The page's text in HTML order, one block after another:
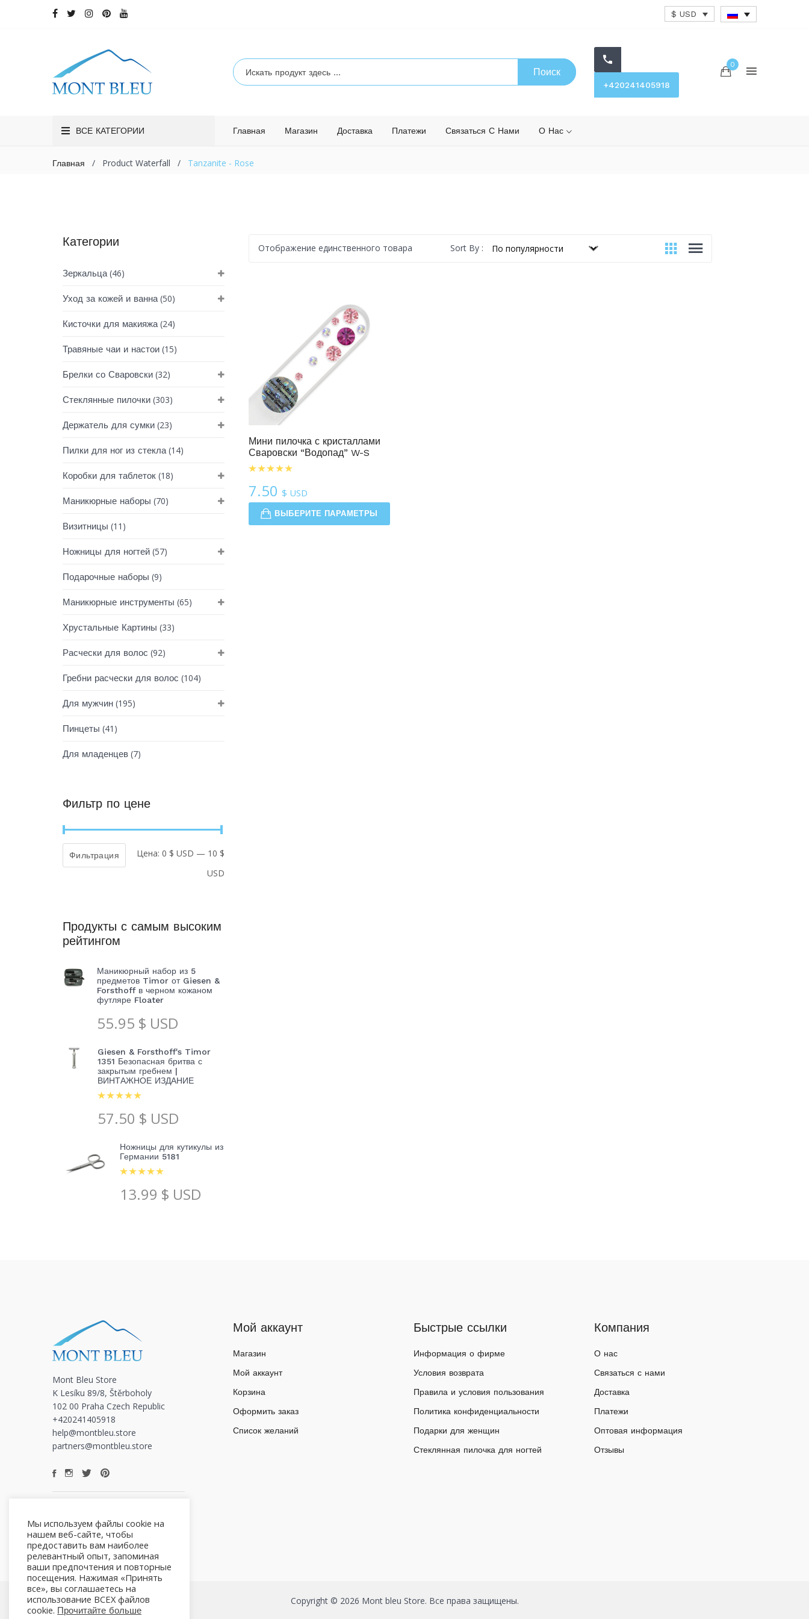
$ USD
Поиск
+420241405918
0
ВСЕ КАТЕГОРИИ Главная Магазин Доставка Платежи Связаться С Нами О Нас
Главная / Product Waterfall / Tanzanite - Rose
Категории
Зеркальца (46)
Уход за кожей и ванна (50)
Кисточки для макияжа (24)
Травяные чаи и настои (15)
Брелки со Сваровски (32)
Стеклянные пилочки (303)
Держатель для сумки (23)
Пилки для ног из стекла (14)
Коробки для таблеток (18)
Маникюрные наборы (70)
Визитницы (11)
Ножницы для ногтей (57)
Подарочные наборы (9)
Маникюрные инструменты (65)
Хрустальные Картины (33)
Расчески для волос (92)
Гребни расчески для волос (104)
Для мужчин (195)
Пинцеты (41)
Для младенцев (7)
Фильтр по цене
Фильтрация Цена: 0 $ USD — 10 $
USD
Продукты с самым высоким
рейтингом
Маникюрный набор из 5
предметов Timor от Giesen &
Forsthoff в черном кожаном
футляре Floater
55.95 $ USD
Giesen & Forsthoff's Timor
1351 Безопасная бритва с
закрытым гребнем |
ВИНТАЖНОЕ ИЗДАНИЕ
57.50 $ USD
Ножницы для кутикулы из
Германии 5181
13.99 $ USD
Отображение единственного товара Sort By :
Мини пилочка с кристаллами
Сваровски “Водопад” W-S
7.50 $ USD
ВЫБЕРИТЕ ПАРАМЕТРЫ
Mont Bleu Store
K Lesíku 89/8, Štěrboholy
102 00 Praha Czech Republic
+420241405918
help@montbleu.store
partners@montbleu.store
Мой аккаунт
Магазин
Мой аккаунт
Корзина
Оформить заказ
Список желаний
Быстрые ссылки
Информация о фирме
Условия возврата
Правила и условия пользования
Политика конфиденциальности
Подарки для женщин
Стеклянная пилочка для ногтей
Компания
О нас
Связаться с нами
Доставка
Платежи
Оптовая информация
Отзывы
Copyright © 2026 Mont bleu Store. Все права защищены.
Мы используем файлы cookie на
нашем веб-сайте, чтобы
предоставить вам наиболее
релевантный опыт, запоминая
ваши предпочтения и повторные
посещения. Нажимая «Принять
все», вы соглашаетесь на
использование ВСЕХ файлов
cookie. Прочитайте больше